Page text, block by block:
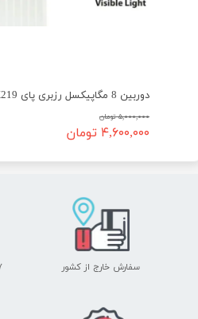
دوربین 8 مگاپیکسل رزبری پای IMX219 ماژول 2
۵,۰۰۰,۰۰۰ تومان
۴,۶۰۰,۰۰۰ تومان
سفارش خارج از کشور
۷ روز